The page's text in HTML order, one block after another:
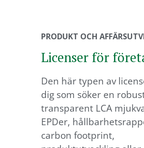
PRODUKT OCH
Licenser för
Den här typen av
dig som söker en
transparent LCA
EPDer,
carbon footprint,